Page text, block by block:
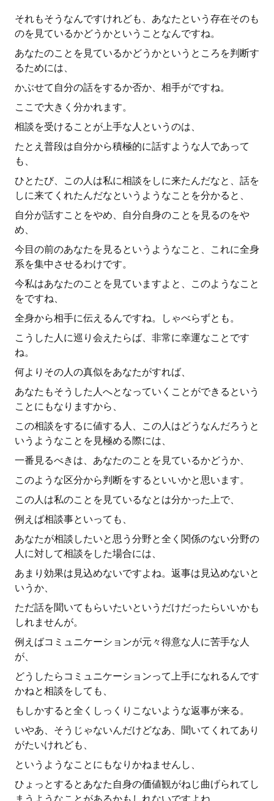
それもそうなんですけれども、あなたという存在そのも
のを見ているかどうかということなんですね。
あなたのことを見ているかどうかというところを判断す
るためには、
かぶせて自分の話をするか否か、相手がですね。
ここで大きく分かれます。
相談を受けることが上手な人というのは、
たとえ普段は自分から積極的に話すような人であって
も、
ひとたび、この人は私に相談をしに来たんだなと、話を
しに来てくれたんだなというようなことを分かると、
自分が話すことをやめ、自分自身のことを見るのをや
め、
今目の前のあなたを見るというようなこと、これに全身
系を集中させるわけです。
今私はあなたのことを見ていますよと、このようなこと
をですね、
全身から相手に伝えるんですね。しゃべらずとも。
こうした人に巡り会えたらば、非常に幸運なことです
ね。
何よりその人の真似をあなたがすれば、
あなたもそうした人へとなっていくことができるという
ことにもなりますから、
この相談をするに値する人、この人はどうなんだろうと
いうようなことを見極める際には、
一番見るべきは、あなたのことを見ているかどうか、
このような区分から判断をするといいかと思います。
この人は私のことを見ているなとは分かった上で、
例えば相談事といっても、
あなたが相談したいと思う分野と全く関係のない分野の
人に対して相談をした場合には、
あまり効果は見込めないですよね。返事は見込めないと
いうか、
ただ話を聞いてもらいたいというだけだったらいいかも
しれませんが。
例えばコミュニケーションが元々得意な人に苦手な人
が、
どうしたらコミュニケーションって上手になれるんです
かねと相談をしても、
もしかすると全くしっくりこないような返事が来る。
いやあ、そうじゃないんだけどなあ、聞いてくれてあり
がたいけれども、
というようなことにもなりかねませんし、
ひょっとするとあなた自身の価値観がねじ曲げられてし